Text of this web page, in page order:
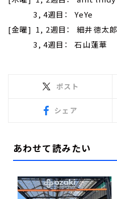
3, 4週目： YeYe
[金曜] 1, 2週目： 細井徳太郎
3, 4週目： 石山蓮華
ポスト
シェア
あわせて読みたい